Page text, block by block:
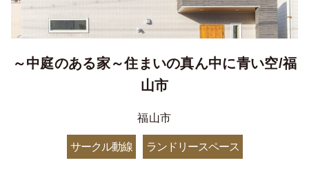
～中庭のある家～住まいの真ん中に青い空/福
山市
福山市
サークル動線 ランドリースペース